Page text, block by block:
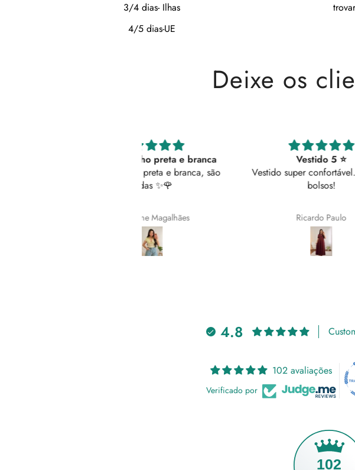
3/4 dias- Ilhas
4/5 dias-UE
Deixe os
Vestido 5 ⭐
Vestido super confortável. Amei os
4.8
102 avaliações
Verificado por
102